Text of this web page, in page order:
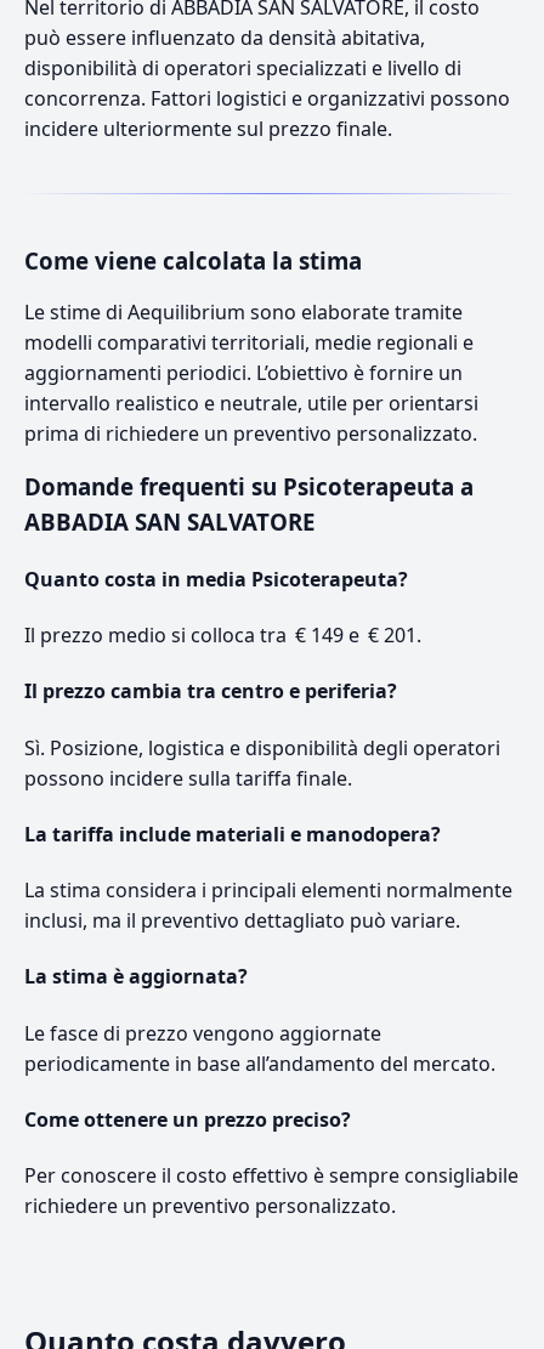
Nel territorio di ABBADIA SAN SALVATORE, il costo
può essere influenzato da densità abitativa,
disponibilità di operatori specializzati e livello di
concorrenza. Fattori logistici e organizzativi possono
incidere ulteriormente sul prezzo finale.
Come viene calcolata la stima
Le stime di Aequilibrium sono elaborate tramite
modelli comparativi territoriali, medie regionali e
aggiornamenti periodici. L’obiettivo è fornire un
intervallo realistico e neutrale, utile per orientarsi
prima di richiedere un preventivo personalizzato.
Domande frequenti su Psicoterapeuta a
ABBADIA SAN SALVATORE
Quanto costa in media Psicoterapeuta?
Il prezzo medio si colloca tra € 149 e € 201.
Il prezzo cambia tra centro e periferia?
Sì. Posizione, logistica e disponibilità degli operatori
possono incidere sulla tariffa finale.
La tariffa include materiali e manodopera?
La stima considera i principali elementi normalmente
inclusi, ma il preventivo dettagliato può variare.
La stima è aggiornata?
Le fasce di prezzo vengono aggiornate
periodicamente in base all’andamento del mercato.
Come ottenere un prezzo preciso?
Per conoscere il costo effettivo è sempre consigliabile
richiedere un preventivo personalizzato.